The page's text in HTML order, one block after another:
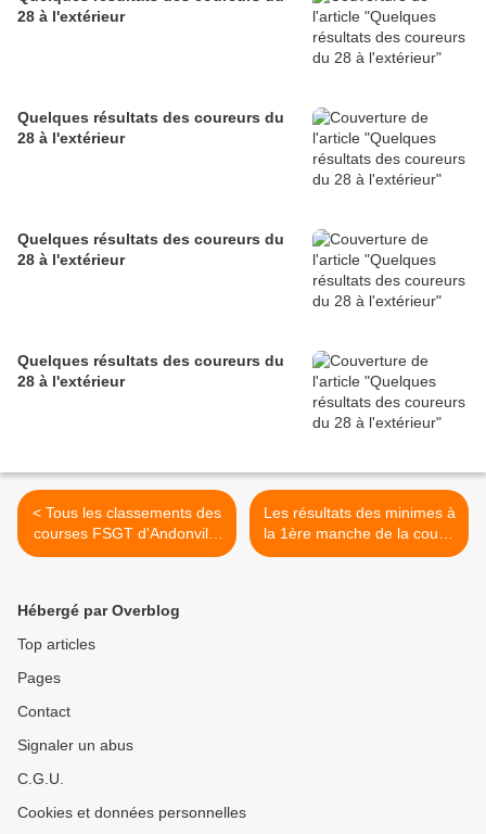
28 à l'extérieur
Quelques résultats des coureurs du
28 à l'extérieur
Quelques résultats des coureurs du
28 à l'extérieur
Quelques résultats des coureurs du
28 à l'extérieur
< Tous les classements des
courses FSGT d'Andonville
(45) du 19 mars 2022
Les résultats des minimes à
la 1ère manche de la coupe
régionale de Courville sur
Hébergé par Overblog
Top articles
Pages
Contact
Signaler un abus
C.G.U.
Cookies et données personnelles